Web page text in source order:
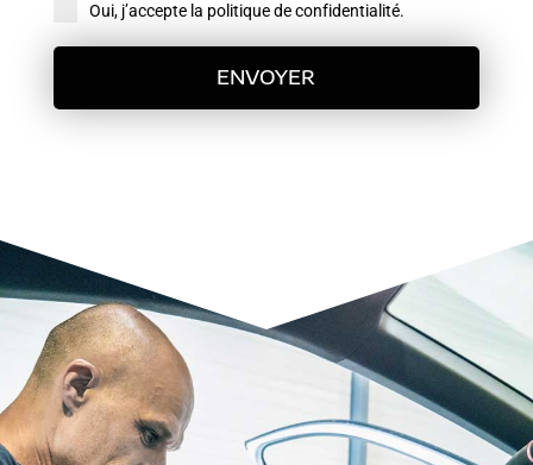
Oui, j’accepte la politique de confidentialité.
ENVOYER